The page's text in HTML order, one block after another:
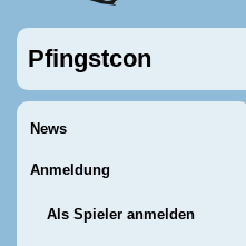
Pfingstcon
News
Anmeldung
Als Spieler anmelden